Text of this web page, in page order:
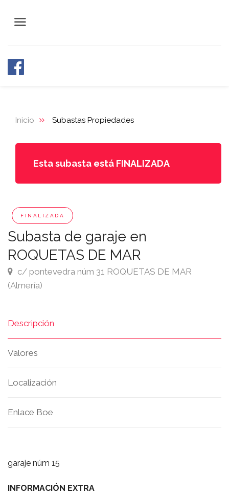
Inicio Subastas Propiedades
Esta subasta está FINALIZADA
FINALIZADA
Subasta de garaje en
ROQUETAS DE MAR
c/ pontevedra núm 31 ROQUETAS DE MAR
(Almería)
Descripción
Valores
Localización
Enlace Boe
garaje núm 15
INFORMACIÓN EXTRA